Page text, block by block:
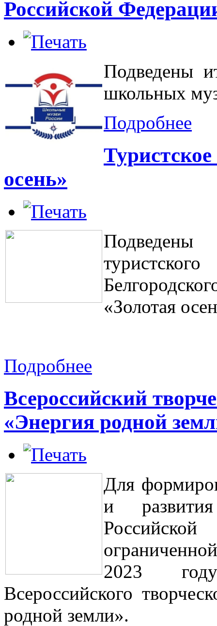
Российской
Подведены
школьных
Подробнее
осень»
«Золотая
Подробнее
Всероссийский
«Энергия родной
Для
и
2023
Всероссийского
родной земли».